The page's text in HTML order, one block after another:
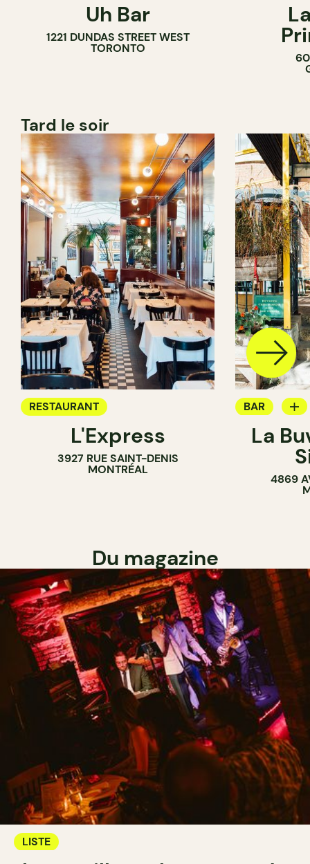
BAR À COCKTAILUh Bar
1221 DUNDAS STREET WEST
TORONTO
60
Tard le soir
RESTAURANT
L'Express
3927 RUE SAINT-DENIS
MONTRÉAL
BAR
BAR À VIN
La
4869
Du magazine
LISTE